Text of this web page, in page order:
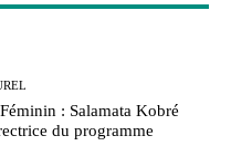
: Salamata Kobré
du programme